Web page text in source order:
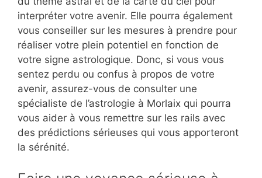
interpréter votre avenir. Elle pourra également
vous conseiller sur les mesures à prendre pour
réaliser votre plein potentiel en fonction de
votre signe astrologique. Donc, si vous vous
sentez perdu ou confus à propos de votre
avenir, assurez-vous de consulter une
spécialiste de l’astrologie à Morlaix qui pourra
vous aider à vous remettre sur les rails avec
des prédictions sérieuses qui vous apporteront
la sérénité.